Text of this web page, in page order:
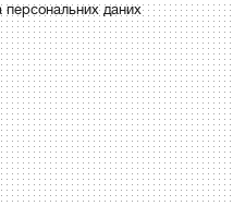
персональних даних